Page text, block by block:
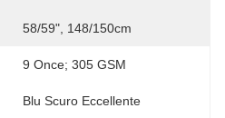
58/59", 148/150cm
9 Once; 305 GSM
Blu Scuro Eccellente